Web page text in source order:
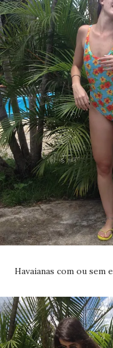
Havaianas com ou sem